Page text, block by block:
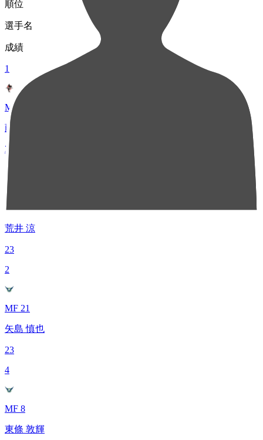
順位
選手名
成績
1
MF 7
藤井 皓也
29
2
DF 7
荒井 涼
23
2
MF 21
矢島 慎也
23
4
MF 8
東條 敦輝